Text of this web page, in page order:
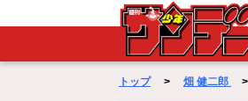
WEBサンデー
トップ> 畑 健二郎 >